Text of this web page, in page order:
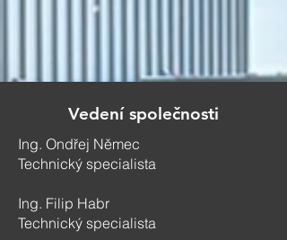
Vedení společnosti
Ing. Ondřej Němec
Technický specialista
Ing. Filip Habr
Technický specialista